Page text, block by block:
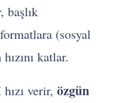
başlık
(sosyal
katlar.
verir,özgün